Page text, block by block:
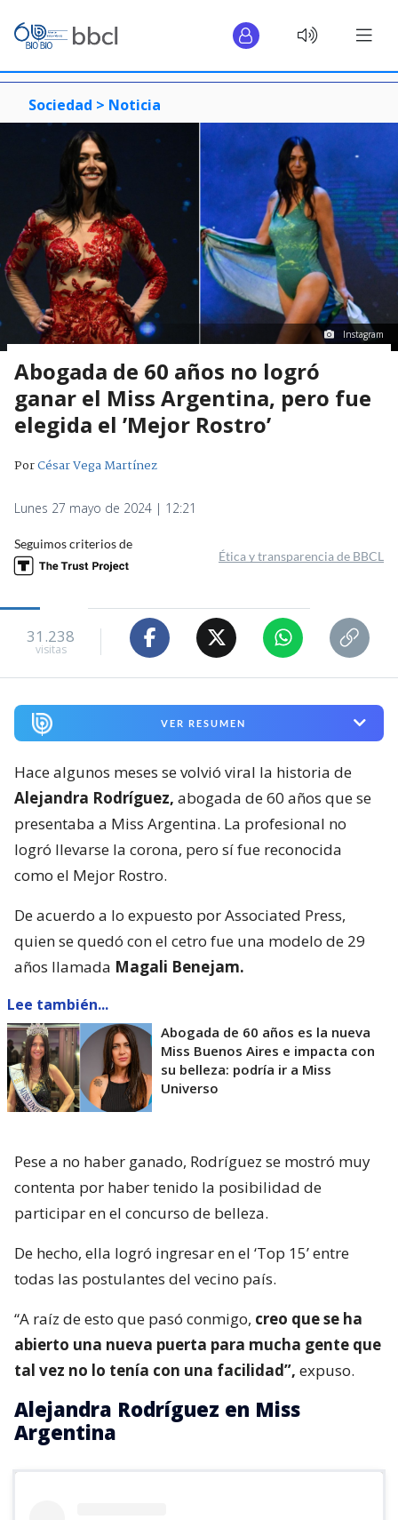
Sociedad > Noticia
Instagram
Abogada de 60 años no logró
ganar el Miss Argentina, pero fue
elegida el ’Mejor Rostro’
PorCésar Vega Martínez
Lunes 27 mayo de 2024 | 12:21
Seguimos criterios de
Ética y transparencia de BBCL
31.238
visitas
VER RESUMEN
Hace algunos meses se volvió viral la historia de
Alejandra Rodríguez, abogada de 60 años que se
presentaba a Miss Argentina. La profesional no
logró llevarse la corona, pero sí fue reconocida
como el Mejor Rostro.
De acuerdo a lo expuesto por Associated Press,
quien se quedó con el cetro fue una modelo de 29
años llamada Magali Benejam.
Lee también...
Abogada de 60 años es la nueva
Miss Buenos Aires e impacta con
su belleza: podría ir a Miss
Universo
Pese a no haber ganado, Rodríguez se mostró muy
contenta por haber tenido la posibilidad de
participar en el concurso de belleza.
De hecho, ella logró ingresar en el ‘Top 15’ entre
todas las postulantes del vecino país.
“A raíz de esto que pasó conmigo, creo que se ha
abierto una nueva puerta para mucha gente que
tal vez no lo tenía con una facilidad”, expuso.
Alejandra Rodríguez en Miss
Argentina